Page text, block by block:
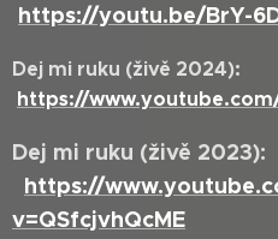
https://youtu.be/BrY-
Dej mi ruku (živě 2024):
https://
Dej mi ruku (živě 2023):
https://
v=QSfcjvhQcME